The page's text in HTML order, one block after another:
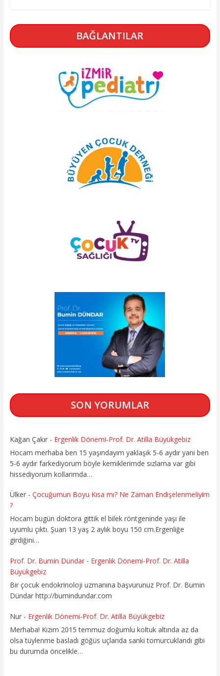
BAĞLANTILAR
SON YORUMLAR
Kağan Çakır- Ergenlik Dönemi-Prof. Dr. Atilla Büyükgebiz
Hocam merhaba ben 15 yaşındayım yaklaşık 5-6 aydır yani ben
5-6 aydır farkediyorum böyle kemiklerimde sızlama var gibi
hissediyorum kollarımda…
Ülker- Çocuğumun Boyu Kısa mı? Ne Zaman Endişelenmeliyim
?
Hocam bugün doktora gittik el bilek röntgeninde yaşı ile
uyumlu çıktı. Şuan 13 yaş 2 aylık boyu 150 cm.Ergenliğe
girdiğini…
Prof. Dr. Bumin Dündar- Ergenlik Dönemi-Prof. Dr. Atilla
Büyükgebiz
Bir çocuk endokrinoloji uzmanına başvurunuz Prof. Dr. Bumin
Dündar http://bumindundar.com
Nur- Ergenlik Dönemi-Prof. Dr. Atilla Büyükgebiz
Merhaba! Kızım 2015 temmuz doğumlu koltuk altında az da
olsa tüylenme basladı göğüs uçlarıda sanki tomurcuklandı gibi
bu durumda öncelikle…